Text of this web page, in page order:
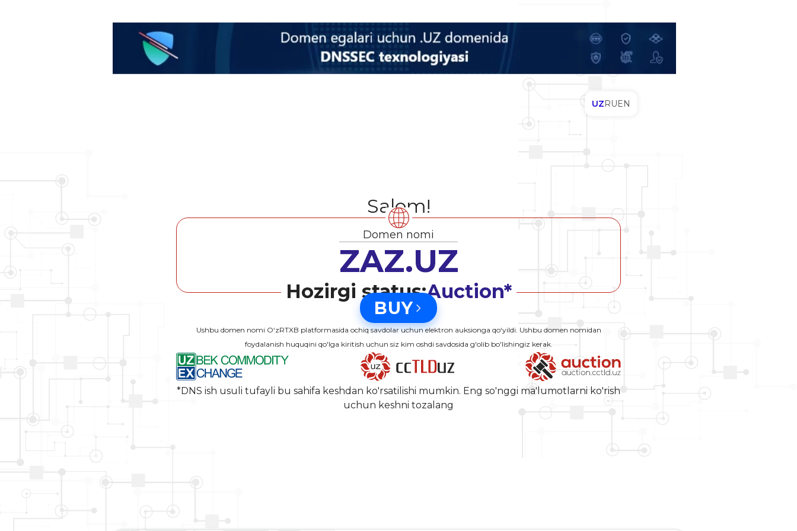
UZRUEN
Salom!
Domen nomi
ZAZ.UZ
Hozirgi status:Auction*
BUY
Ushbu domen nomi O‘zRTXB platformasida ochiq savdolar uchun elektron auksionga qo‘yildi. Ushbu domen nomidan
foydalanish huquqini qo'lga kiritish uchun siz kim oshdi savdosida g'olib bo'lishingiz kerak.
*DNS ish usuli tufayli bu sahifa keshdan ko'rsatilishi mumkin. Eng so'nggi ma'lumotlarni ko'rish
uchun keshni tozalang